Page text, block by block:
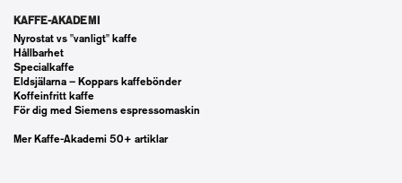
KAFFE-AKADEMI
Nyrostat vs "vanligt" kaffe
Hållbarhet
Specialkaffe
Eldsjälarna – Koppars kaffebönder
Koffeinfritt kaffe
För dig med Siemens espressomaskin
Mer Kaffe-Akademi 50+ artiklar